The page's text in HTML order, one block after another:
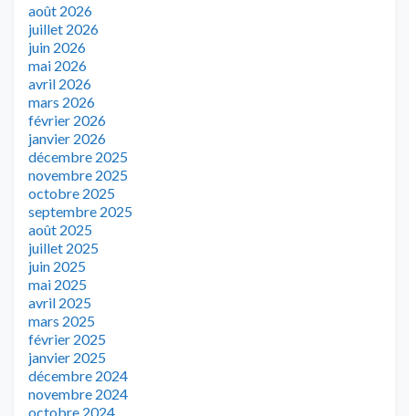
août 2026
juillet 2026
juin 2026
mai 2026
avril 2026
mars 2026
février 2026
janvier 2026
décembre 2025
novembre 2025
octobre 2025
septembre 2025
août 2025
juillet 2025
juin 2025
mai 2025
avril 2025
mars 2025
février 2025
janvier 2025
décembre 2024
novembre 2024
octobre 2024